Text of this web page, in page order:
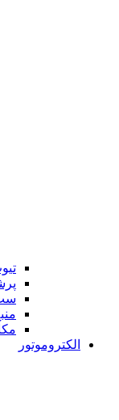
الکتروموتور